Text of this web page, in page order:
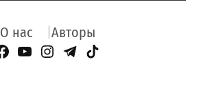
О нас Авторы
Facebook Page
YouTube
Instagram
Telegram
TikTok